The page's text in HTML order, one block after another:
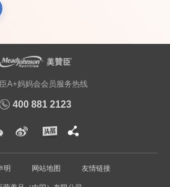
A+妈妈会会员服务热线
400 881 2123
明 网站地图 友情链接